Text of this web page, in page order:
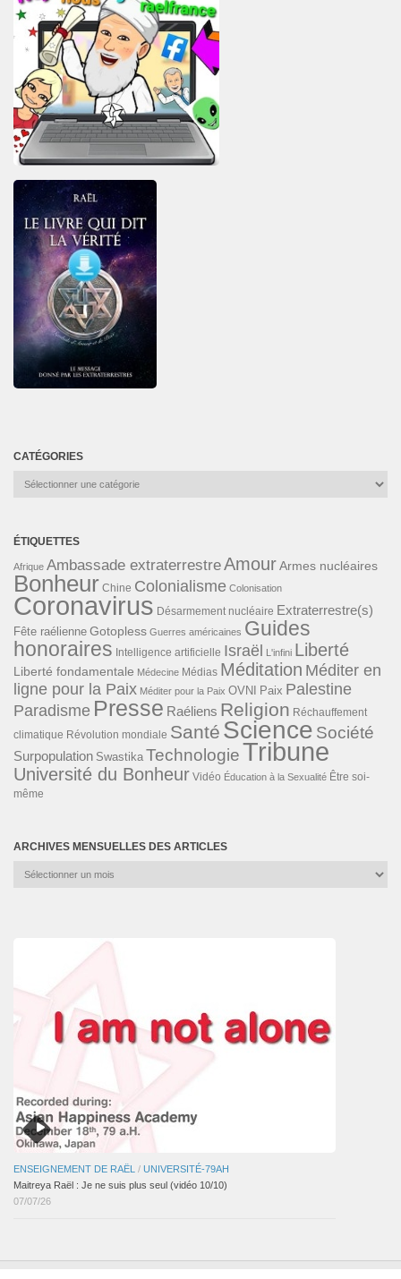
CATÉGORIES
Catégories
ÉTIQUETTES
Afrique Ambassade extraterrestreAmourArmes nucléaires
Bonheur Chine Colonialisme Colonisation
Coronavirus Désarmement nucléaire Extraterrestre(s)
Fête raélienne Gotopless Guerres américaines Guides
honoraires Intelligence artificielle Israël L'infini Liberté
Liberté fondamentale Médecine Médias Méditation Méditer en
ligne pour la Paix Méditer pour la Paix OVNI Paix Palestine
Paradisme Presse Raéliens Religion Réchauffement
climatique Révolution mondiale Santé Science Société
Surpopulation Swastika TechnologieTribune
Université du Bonheur Vidéo Éducation à la Sexualité Être soi-
même
ARCHIVES MENSUELLES DES ARTICLES
Archives
ENSEIGNEMENT DE RAËL / UNIVERSITÉ-79AH
Maitreya Raël : Je ne suis plus seul (vidéo 10/10)
07/07/26